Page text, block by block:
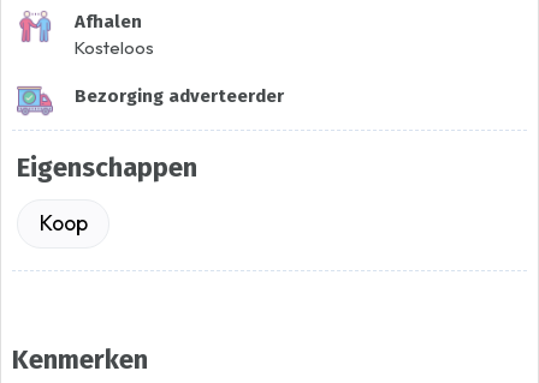
Afhalen
Kosteloos
Bezorging adverteerder
Eigenschappen
Koop
Kenmerken